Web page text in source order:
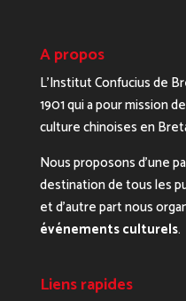
A propos
L’Institut Confucius de
1901 qui a pour mission
culture chinoises en
Nous proposons d’une
destination de tous les
et d’autre part nous
événements culturels.
Liens rapides